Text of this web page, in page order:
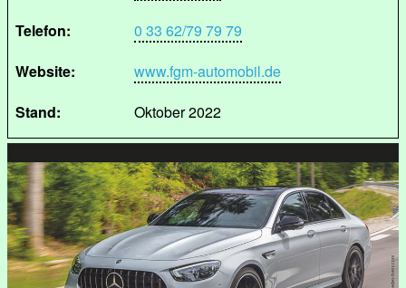
Telefon:
0 33 62/79 79 79
Website:
www.fgm-automobil.de
Stand:
Oktober 2022